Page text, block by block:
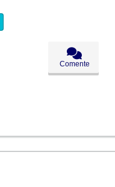
Comente